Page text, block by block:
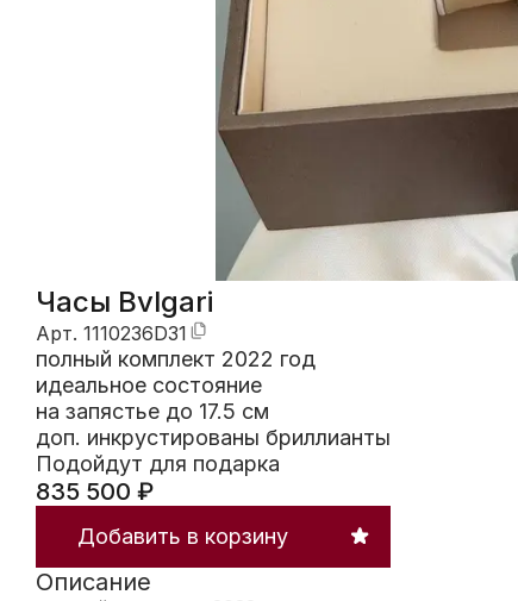
Часы Bvlgari
Арт. 1110236D31
полный комплект 2022 год
идеальное состояние
на запястье до 17.5 см
доп. инкрустированы бриллианты
Подойдут для подарка
835 500 ₽
Добавить в корзину
Описание